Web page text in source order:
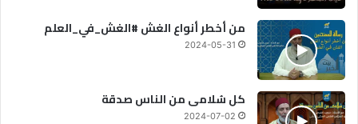
من أخطر أنواع الغش #الغش_في_العلم
2024-05-31
كل سُلامى من الناس صدقة
2024-07-02